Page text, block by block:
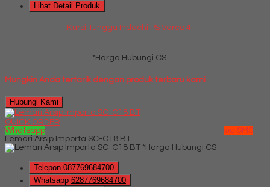
Lihat Detail Produk
Kursi Tunggu Indachi PS Verco 4
*Harga Hubungi CS
Mungkin Anda tertarik dengan produk terbaru kami
Hubungi Kami
QUICK ORDER
Whatsapp
via SMS
Lemari Arsip Importa SC-C18 BT
*Harga Hubungi CS
Telepon 087769684700
Whatsapp 6287769684700